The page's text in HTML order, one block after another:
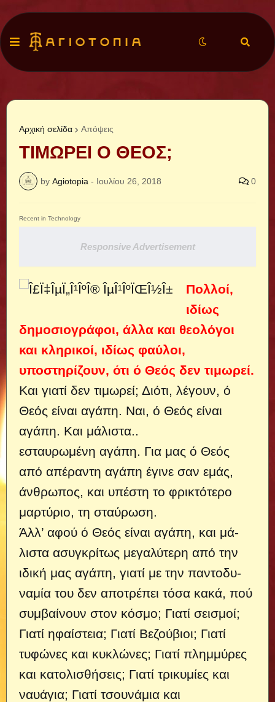
Αρχική σελίδα Απόψεις
ΤΙΜΩΡΕΙ Ο ΘΕΟΣ;
by Agiotopia - Ιουλίου 26, 2018 0
Recent in Technology
Responsive Advertisement
Πολλοί,
ιδίως
δημοσιογράφοι, άλλα και θεολόγοι
και κληρικοί, ιδίως φαύλοι,
υποστηρίζουν, ότι ό Θεός δεν τιμωρεί.
Και γιατί δεν τιμωρεί; Διότι, λέγουν, ό
Θεός είναι αγάπη. Ναι, ό Θεός είναι
αγάπη. Και μάλιστα..
εσταυρωμένη αγάπη. Για μας ό Θεός
από απέραντη αγάπη έγινε σαν εμάς,
άνθρωπος, και υπέστη το φρικτότερο
μαρτύριο, τη σταύρωση.
Άλλ’ αφού ό Θεός είναι αγάπη, και μά­
λιστα ασυγκρίτως μεγαλύτερη από την
ιδική μας αγάπη, γιατί με την παντοδυ­
ναμία του δεν αποτρέπει τόσα κακά, πού
συμβαίνουν στον κόσμο; Γιατί σει­σμοί;
Γιατί ηφαίστεια; Γιατί Βεζούβιοι; Γιατί
τυφώνες και κυκλώνες; Γιατί πλημ­μύρες
και κατολισθήσεις; Γιατί τρικυ­μίες και
ναυάγια; Γιατί τσουνάμια και